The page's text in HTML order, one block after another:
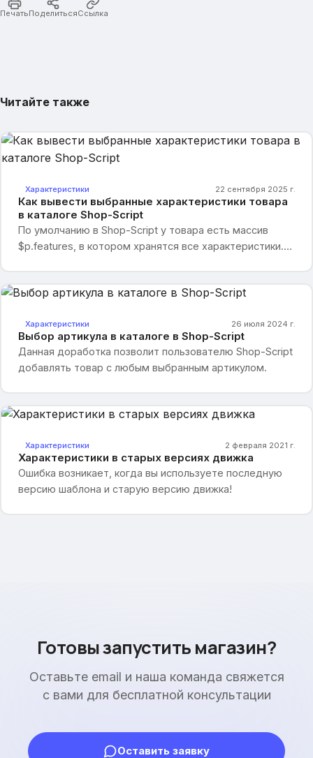
ПечатьПоделитьсяСсылка
Читайте также
Характеристики 22 сентября 2025 г.
Как вывести выбранные характеристики товара
в каталоге Shop-Script
По умолчанию в Shop-Script у товара есть массив
$p.features, в котором хранятся все характеристики.
Характеристики 26 июля 2024 г.
Выбор артикула в каталоге в Shop-Script
Данная доработка позволит пользователю Shop-Script
добавлять товар с любым выбранным артикулом.
Характеристики 2 февраля 2021 г.
Характеристики в старых версиях движка
Ошибка возникает, когда вы используете последную
версию шаблона и старую версию движка!
Готовы запустить магазин?
Оставьте email и наша команда свяжется
с вами для бесплатной консультации
Оставить заявку